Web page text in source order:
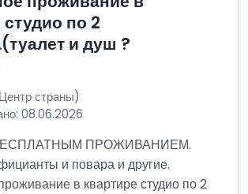
по 2
и душ ?
страны)
08.06.2026
ПРОЖИВАНИЕМ.
и повара и другие.
в квартире студио по 2